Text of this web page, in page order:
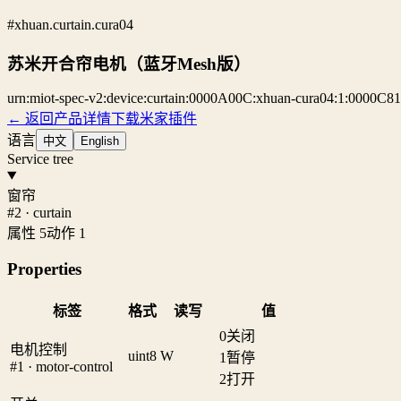
#xhuan.curtain.cura04
苏米开合帘电机（蓝牙Mesh版）
urn:miot-spec-v2:device:curtain:0000A00C:xhuan-
← 返回产品详情下载米家插件
语言 中文 English
Service tree
窗帘
#2 · curtain
属性 5动作 1
Properties
标签 格式 读写 值
电机控制
#1 · motor-control
uint8 W
0关闭
1 暂停
2打开